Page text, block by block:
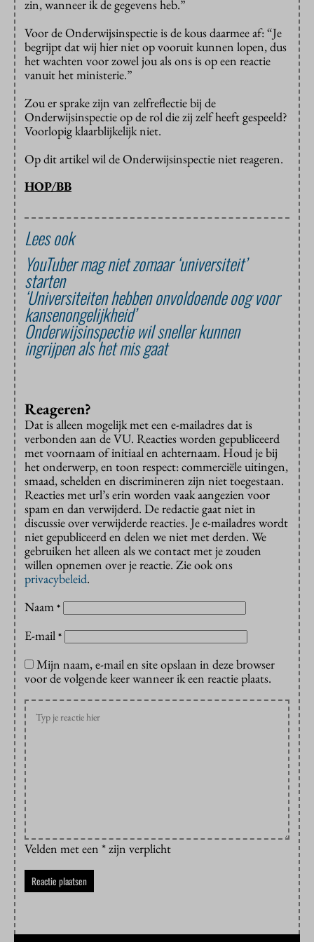
zin, wanneer ik de gegevens heb.”
Voor de Onderwijsinspectie is de kous daarmee af: “Je
begrijpt dat wij hier niet op vooruit kunnen lopen, dus
het wachten voor zowel jou als ons is op een reactie
vanuit het ministerie.”
Zou er sprake zijn van zelfreflectie bij de
Onderwijsinspectie op de rol die zij zelf heeft gespeeld?
Voorlopig klaarblijkelijk niet.
Op dit artikel wil de Onderwijsinspectie niet reageren.
HOP/BB
Lees ook
YouTuber mag niet zomaar ‘universiteit’
starten
‘Universiteiten hebben onvoldoende oog voor
kansenongelijkheid’
Onderwijsinspectie wil sneller kunnen
ingrijpen als het mis gaat
Reageren?
Dat is alleen mogelijk met een e-mailadres dat is
verbonden aan de VU. Reacties worden gepubliceerd
met voornaam of initiaal en achternaam. Houd je bij
het onderwerp, en toon respect: commerciële uitingen,
smaad, schelden en discrimineren zijn niet toegestaan.
Reacties met url’s erin worden vaak aangezien voor
spam en dan verwijderd. De redactie gaat niet in
discussie over verwijderde reacties. Je e-mailadres wordt
niet gepubliceerd en delen we niet met derden. We
gebruiken het alleen als we contact met je zouden
willen opnemen over je reactie. Zie ook ons
privacybeleid.
Naam *
E-mail *
Mijn naam, e-mail en site opslaan in deze browser
voor de volgende keer wanneer ik een reactie plaats.
Velden met een * zijn verplicht